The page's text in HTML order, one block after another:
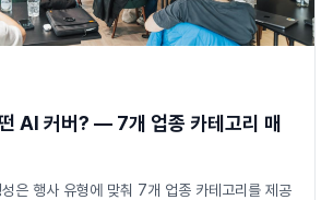
AI 커버? — 7개 업종 카테고리 매
은 행사 유형에 맞춰 7개 업종 카테고리를 제공